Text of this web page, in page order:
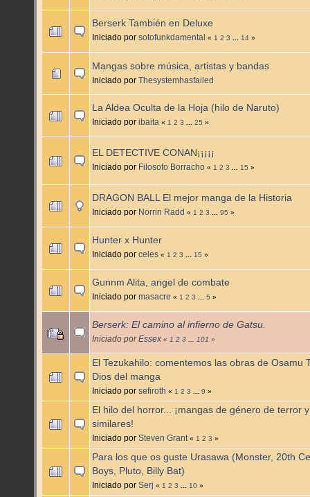
Berserk También en Deluxe
Iniciado por sotofunkdamental « 1 2 3 14 »
Mangas sobre música, artistas y bandas
Iniciado por Thesystemhasfailed
La Aldea Oculta de la Hoja (hilo de Naruto)
Iniciado por ibaita « 1 2 3 25 »
EL DETECTIVE CONAN¡¡¡¡¡
Iniciado por Filosofo Borracho « 1 2 3 15 »
DRAGON BALL El mejor manga de la Historia
Iniciado por Norrin Radd « 1 2 3 95 »
Hunter x Hunter
Iniciado por celes « 1 2 3 15 »
Gunnm Alita, angel de combate
Iniciado por masacre « 1 2 3 5 »
Berserk: El camino al infierno de Gatsu.
Iniciado porEssex « 1 2 3 101 »
El Tezukahilo: comentemos las obras de Osamu
Dios del manga
Iniciado por sefiroth « 1 2 3 9 »
El hilo del horror... ¡mangas de género de terror y
similares!
Iniciado por Steven Grant « 1 2 3 »
Para los que os guste Urasawa (Monster, 20th
Boys, Pluto, Billy Bat)
Iniciado por Serj « 1 2 3 10 »